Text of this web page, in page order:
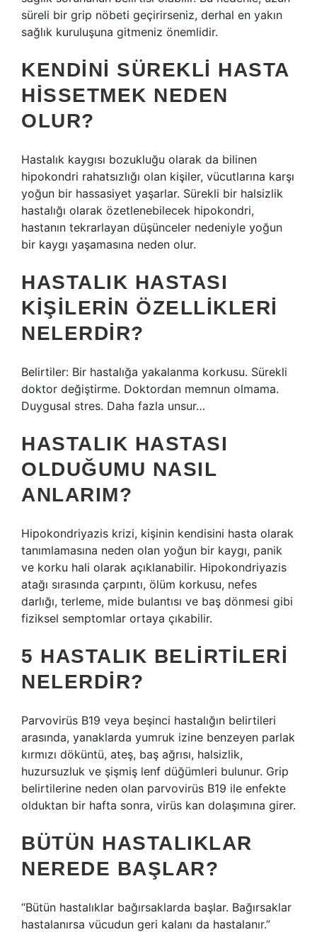
süreli bir grip nöbeti geçirirseniz, derhal en yakın
sağlık kuruluşuna gitmeniz önemlidir.
KENDINI SÜREKLI HASTA
HISSETMEK NEDEN
OLUR?
Hastalık kaygısı bozukluğu olarak da bilinen
hipokondri rahatsızlığı olan kişiler, vücutlarına karşı
yoğun bir hassasiyet yaşarlar. Sürekli bir halsizlik
hastalığı olarak özetlenebilecek hipokondri,
hastanın tekrarlayan düşünceler nedeniyle yoğun
bir kaygı yaşamasına neden olur.
HASTALIK HASTASI
KIŞILERIN ÖZELLIKLERI
NELERDIR?
Belirtiler: Bir hastalığa yakalanma korkusu. Sürekli
doktor değiştirme. Doktordan memnun olmama.
Duygusal stres. Daha fazla unsur…
HASTALIK HASTASI
OLDUĞUMU NASIL
ANLARIM?
Hipokondriyazis krizi, kişinin kendisini hasta olarak
tanımlamasına neden olan yoğun bir kaygı, panik
ve korku hali olarak açıklanabilir. Hipokondriyazis
atağı sırasında çarpıntı, ölüm korkusu, nefes
darlığı, terleme, mide bulantısı ve baş dönmesi gibi
fiziksel semptomlar ortaya çıkabilir.
5 HASTALIK BELIRTILERI
NELERDIR?
Parvovirüs B19 veya beşinci hastalığın belirtileri
arasında, yanaklarda yumruk izine benzeyen parlak
kırmızı döküntü, ateş, baş ağrısı, halsizlik,
huzursuzluk ve şişmiş lenf düğümleri bulunur. Grip
belirtilerine neden olan parvovirüs B19 ile enfekte
olduktan bir hafta sonra, virüs kan dolaşımına girer.
BÜTÜN HASTALIKLAR
NEREDE BAŞLAR?
“Bütün hastalıklar bağırsaklarda başlar. Bağırsaklar
hastalanırsa vücudun geri kalanı da hastalanır.”